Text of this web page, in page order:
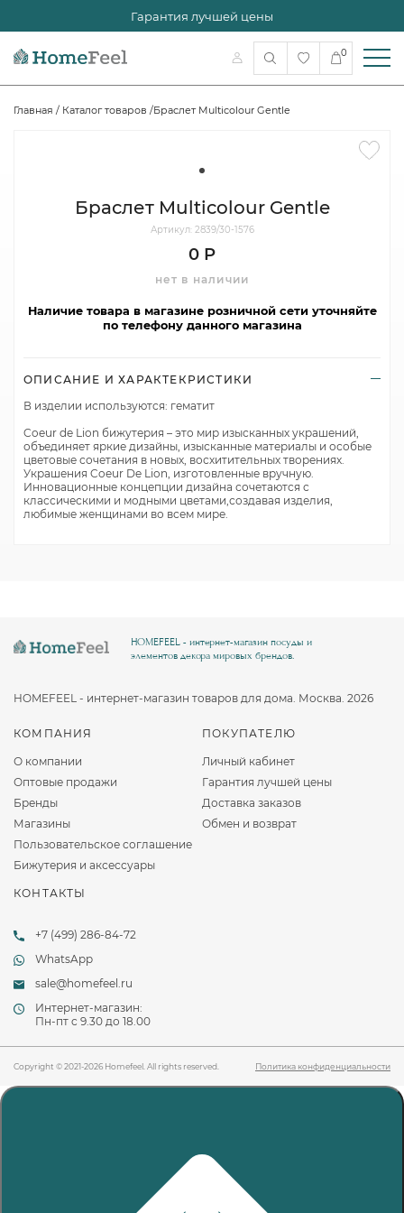
Гарантия лучшей цены
0
Главная / Каталог товаров /Браслет Multicolour Gentle
Браслет Multicolour Gentle
Артикул: 2839/30-1576
0 Р
нет в наличии
Наличие товара в магазине розничной сети уточняйте
по телефону данного магазина
ОПИСАНИЕ И ХАРАКТЕКРИСТИКИ
В изделии используются: гематит
Coeur de Lion бижутерия – это мир изысканных украшений,
объединяет яркие дизайны, изысканные материалы и особые
цветовые сочетания в новых, восхитительных творениях.
Украшения Coeur De Lion, изготовленные вручную.
Инновационные концепции дизайна сочетаются с
классическими и модными цветами,создавая изделия,
любимые женщинами во всем мире.
КОМПАНИЯ
О компании
Оптовые продажи
Бренды
Магазины
Пользовательское соглашение
Бижутерия и аксессуары
ПОКУПАТЕЛЮ
Личный кабинет
Гарантия лучшей цены
Доставка заказов
Обмен и возврат
КОНТАКТЫ
+7 (499) 286-84-72
WhatsApp
sale@homefeel.ru
Интернет-магазин:
Пн-пт c 9.30 до 18.00
HOMEFEEL - интернет-магазин посуды и
элементов декора мировых брендов.
HOMEFEEL - интернет-магазин товаров для дома. Москва. 2026
Copyright © 2021-2026 Homefeel. All rights reserved. Политика конфиденциальности